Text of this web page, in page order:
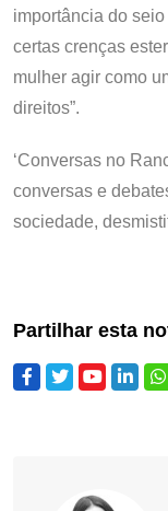
importância do
certas crenças
mulher agir como
direitos”.
‘Conversas no
conversas e
sociedade,
Partilhar esta